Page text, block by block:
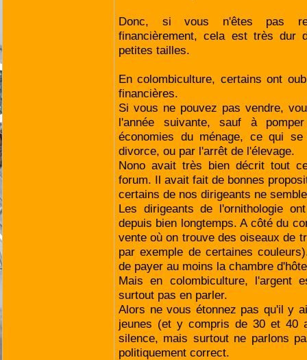
Donc, si vous n'êtes pas
financièrement, cela est très dur
petites tailles.
En colombiculture, certains ont
financières.
Si vous ne pouvez pas vendre,
l'année suivante, sauf à
économies du ménage, ce qui
divorce, ou par l'arrêt de l'élevage.
Nono avait très bien décrit tout
forum. Il avait fait de bonnes
certains de nos dirigeants ne
Les dirigeants de l'ornithologie
depuis bien longtemps. A côté du
vente où on trouve des oiseaux de
par exemple de certaines
de payer au moins la chambre
Mais en colombiculture, l'argent
surtout pas en parler.
Alors ne vous étonnez pas qu'il y
jeunes (et y compris de 30 et 40
silence, mais surtout ne parlons
politiquement correct.